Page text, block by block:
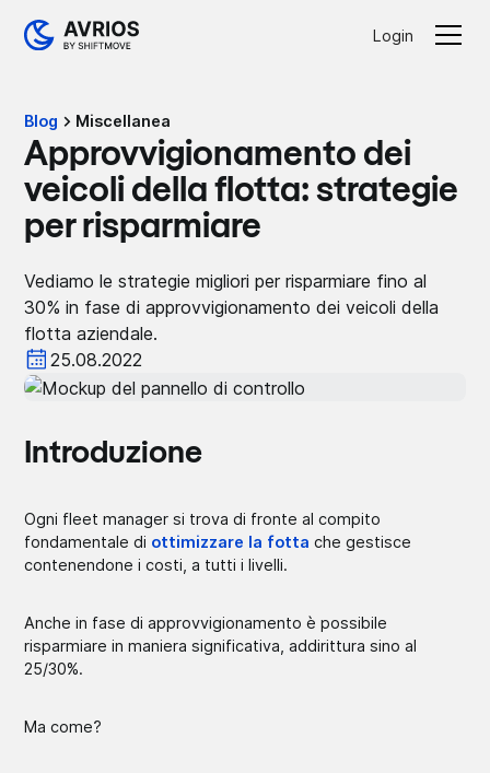
Login
Blog Miscellanea
Approvvigionamento dei
veicoli della flotta: strategie
per risparmiare
Vediamo le strategie migliori per risparmiare fino al
30% in fase di approvvigionamento dei veicoli della
flotta aziendale.
25.08.2022
Introduzione
Ogni fleet manager si trova di fronte al compito
fondamentale di ottimizzare la fotta che gestisce
contenendone i costi, a tutti i livelli.
Anche in fase di approvvigionamento è possibile
risparmiare in maniera significativa, addirittura sino al
25/30%.
Ma come?